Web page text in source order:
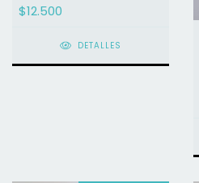
$12.500
DETALLES